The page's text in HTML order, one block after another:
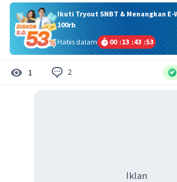
Ikuti Tryout SNBT & Menangkan
100rb
Habis dalam
00 :13 :43 :52
1 2
Iklan